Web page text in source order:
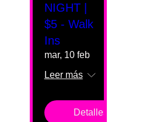
NIGHT |
$5 - Walk
Ins
mar, 10 feb
Leer más
Detalles